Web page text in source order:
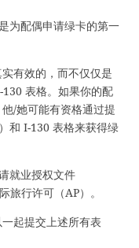
为配偶申请绿卡的第一
有效的，而不仅仅是
表格。如果你的配
/她可能有资格通过提
和 I-130 表格来获得绿
就业授权文件
旅行许可（AP）。
起提交上述所有表